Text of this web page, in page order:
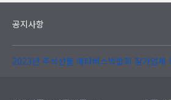
공지사항
2023년 추석선물 메타버스박람회 참가업체